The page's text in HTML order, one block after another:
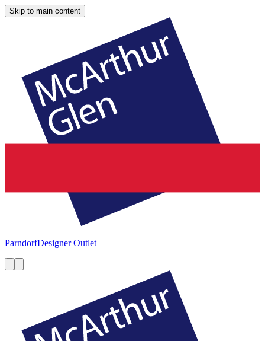
Skip to main content
ParndorfDesigner Outlet